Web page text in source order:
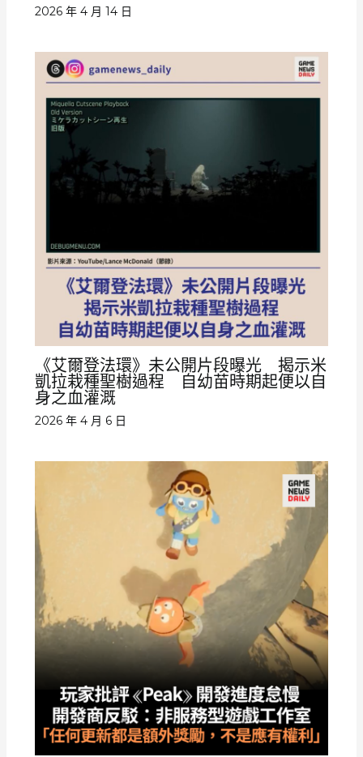
2026 年 4 月 14 日
《艾爾登法環》未公開片段曝光 揭示米
凱拉栽種聖樹過程 自幼苗時期起便以自
身之血灌溉
2026 年 4 月 6 日